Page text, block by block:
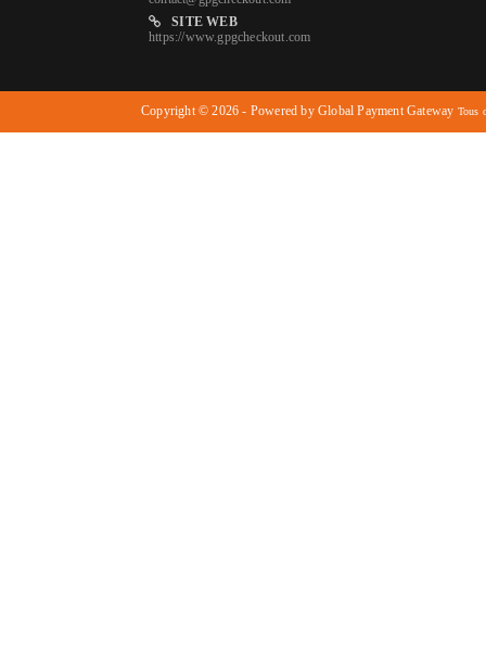
SITE WEB
https://www.gpgcheckout.com
Copyright © 2026 - Powered by Global Payment Gateway Tous